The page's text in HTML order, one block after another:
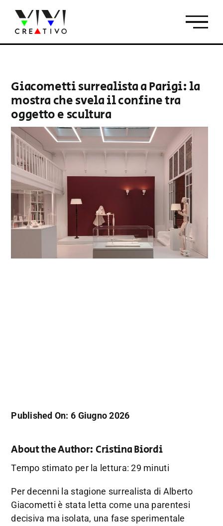
contenuto
Giacometti surrealista a Parigi: la
mostra che svela il confine tra
oggetto e scultura
Published On: 6 Giugno 2026
About the Author: Cristina Biordi
Tempo stimato per la lettura: 29 minuti
Per decenni la stagione surrealista di Alberto
Giacometti è stata letta come una parentesi
decisiva ma isolata, una fase sperimentale